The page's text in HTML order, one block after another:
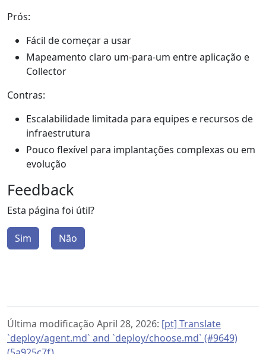
Prós:
Fácil de começar a usar
Mapeamento claro um-para-um entre aplicação e
Collector
Contras:
Escalabilidade limitada para equipes e recursos de
infraestrutura
Pouco flexível para implantações complexas ou em
evolução
Feedback
Esta página foi útil?
Sim Não
Última modificação April 28, 2026: [pt] Translate
`deploy/agent.md` and `deploy/choose.md` (#9649)